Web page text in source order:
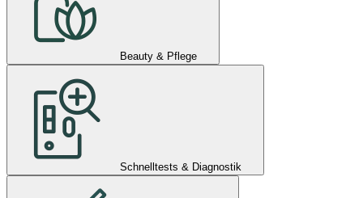
Beauty & Pflege
Schnelltests & Diagnostik